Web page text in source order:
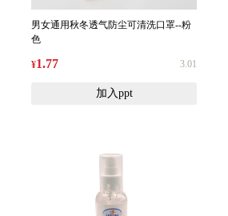
男女通用秋冬透气防尘可清洗口罩--粉
色
¥1.77 3.01
加入ppt